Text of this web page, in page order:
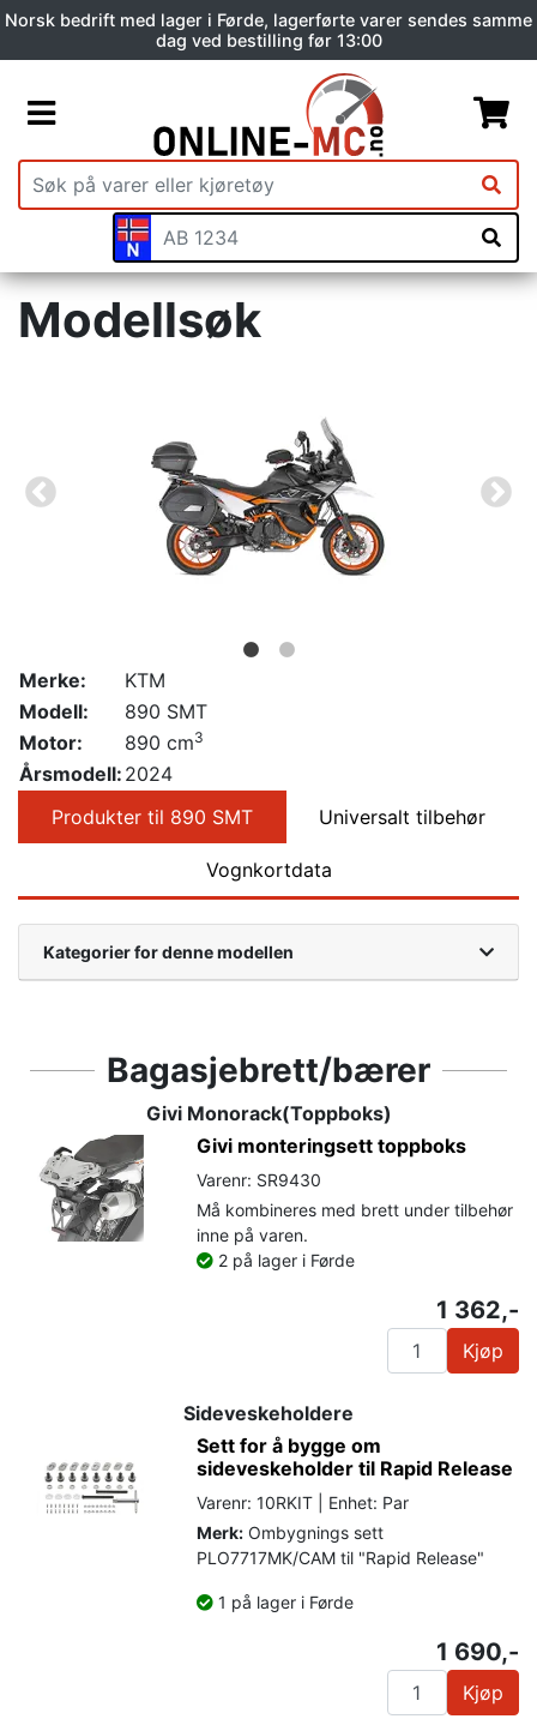
Norsk bedrift med lager i Førde, lagerførte varer sendes samme
dag ved bestilling før 13:00
Modellsøk
Merke:
KTM
Modell:
890 SMT
Motor:
890 cm3
Årsmodell: 2024
Produkter til 890 SMT
Universalt tilbehør
Vognkortdata
Kategorier for denne modellen
Bagasjebrett/bærer
Givi Monorack(Toppboks)
Givi monteringsett toppboks
Varenr: SR9430
Må kombineres med brett under tilbehør
inne på varen.
2 på lager i Førde
1 362,-
Kjøp
Sideveskeholdere
Sett for å bygge om
sideveskeholder til Rapid Release
Varenr: 10RKIT | Enhet: Par
Merk: Ombygnings sett
PLO7717MK/CAM til "Rapid Release"
1 på lager i Førde
1 690,-
Kjøp